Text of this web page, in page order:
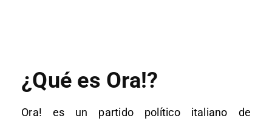
¿Qué es Ora!?
Ora! es un partido político italiano de